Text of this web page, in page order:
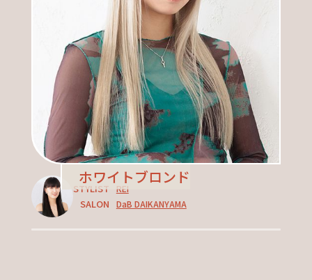
ホワイトブロンド
STYLIST REI
SALON DaB DAIKANYAMA